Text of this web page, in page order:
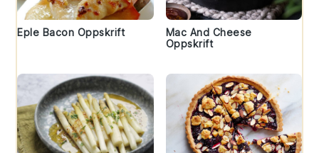
Eple Bacon Oppskrift
Mac And Cheese
Oppskrift